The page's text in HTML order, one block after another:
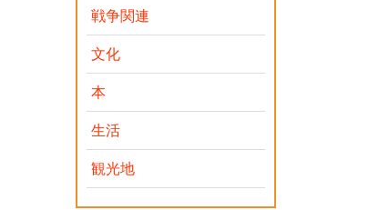
戦争関連
文化
本
生活
観光地